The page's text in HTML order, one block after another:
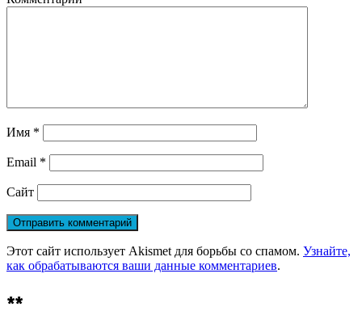
Имя *
Email *
Сайт
Этот сайт использует Akismet для борьбы со спамом. Узнайте,
как обрабатываются ваши данные комментариев.
**